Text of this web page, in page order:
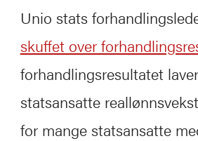
Unio stats
skuffet over
forhandlingsresultatet
statsansatte
for mange statsansatte